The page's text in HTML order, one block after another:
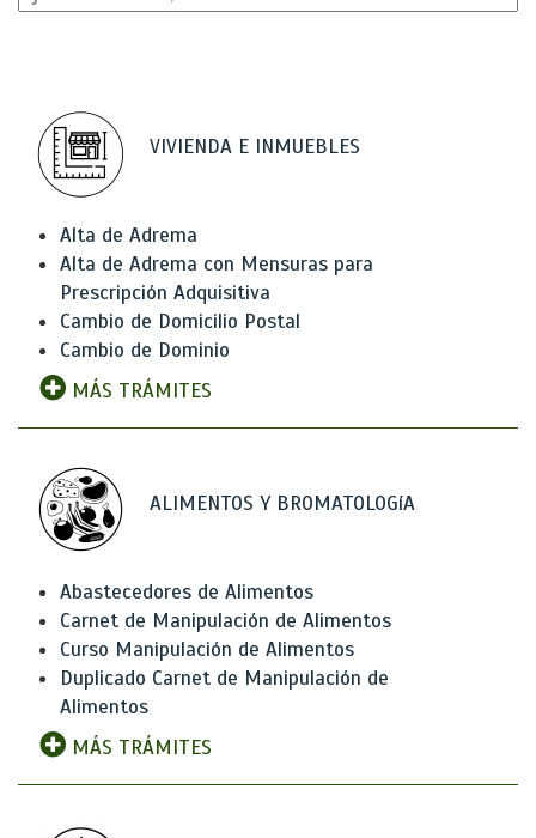
VIVIENDA E INMUEBLES
Alta de Adrema
Alta de Adrema con Mensuras para
Prescripción Adquisitiva
Cambio de Domicilio Postal
Cambio de Dominio
MÁS TRÁMITES
ALIMENTOS Y BROMATOLOGíA
Abastecedores de Alimentos
Carnet de Manipulación de Alimentos
Curso Manipulación de Alimentos
Duplicado Carnet de Manipulación de
Alimentos
MÁS TRÁMITES